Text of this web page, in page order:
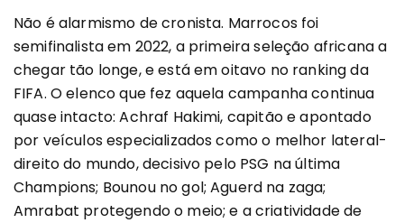
Não é alarmismo de cronista. Marrocos foi
semifinalista em 2022, a primeira seleção africana a
chegar tão longe, e está em oitavo no ranking da
FIFA. O elenco que fez aquela campanha continua
quase intacto: Achraf Hakimi, capitão e apontado
por veículos especializados como o melhor lateral-
direito do mundo, decisivo pelo PSG na última
Champions; Bounou no gol; Aguerd na zaga;
Amrabat protegendo o meio; e a criatividade de